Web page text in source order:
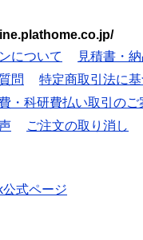
について
見積書・
問
特定商取引法に
・科研費払い取引のご
ご注文の取り消し
公式ページ